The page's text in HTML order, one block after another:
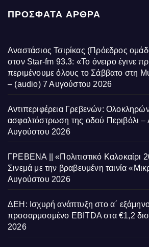
ΠΡΌΣΦΑΤΑ ΆΡΘΡΑ
Αναστάσιος Τσιρίκας (Πρόεδρος
στον Star-fm 93.3: «Το όνειρο έγινε
περιμένουμε όλους το Σάββατο στη
– (audio) 7 Αυγούστου 2026
Αντιπεριφέρεια Γρεβενών:
ασφαλτόστρωση της οδού Περιβόλι –
Αυγούστου 2026
ΓΡΕΒΕΝΑ || «Πολιτιστικό Καλοκαίρι
Σινεμά με την βραβευμένη ταινία
Αυγούστου 2026
ΔΕΗ: Ισχυρή ανάπτυξη στο α΄
προσαρμοσμένο EBITDA στα €1,2
2026